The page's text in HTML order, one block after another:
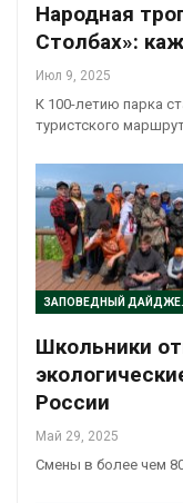
Народная
Столбах»:
Июл 9, 2025
К 100-летию парка
туристского
Школьники
России
Май 29, 2025
Смены в более чем